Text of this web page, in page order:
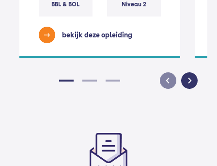
BBL & BOL Niveau 2
bekijk deze opleiding